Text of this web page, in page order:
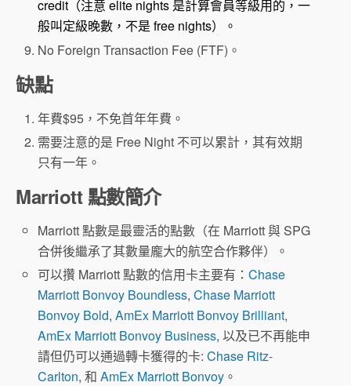
credit（注意 elite nights 是計算會員等級用的，一
般叫定級晚數，不是 free nights）。
No Foreign Transaction Fee (FTF)。
缺點
年費$95，不免首年年費。
需要注意的是 Free Night 不可以累計，其有效期
只有一年。
Marriott 點數簡介
Marriott 點數是最靈活的點數（在 Marriott 與 SPG
合併後繼承了其數量龐大的航空合作夥伴）。
可以攢 Marriott 點數的信用卡主要有：Chase
Marriott Bonvoy Boundless,Chase Marriott
Bonvoy Bold,AmEx Marriott Bonvoy Brilliant,
AmEx Marriott Bonvoy Business, 以及已不再能申
請但仍可以通過轉卡獲得的卡:Chase Ritz-
Carlton, 和AmEx Marriott Bonvoy 。